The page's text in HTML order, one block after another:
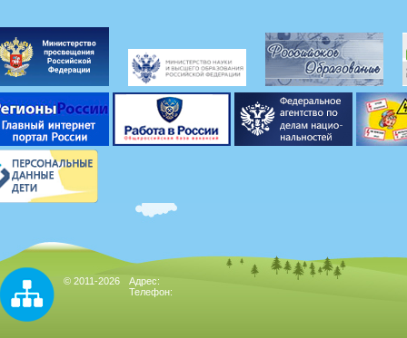
© 2011-2026
Адрес:
Телефон: